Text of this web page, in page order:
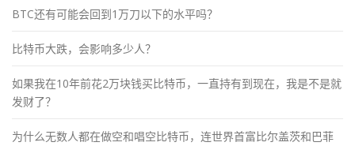
BTC还有可能会回到1万刀以下的水平吗？
比特币大跌，会影响多少人？
如果我在10年前花2万块钱买比特币，一直持有到现在，我是不是就
发财了？
为什么无数人都在做空和唱空比特币，连世界首富比尔盖茨和巴菲